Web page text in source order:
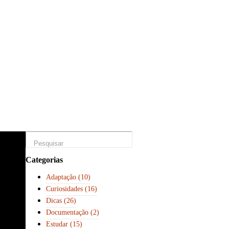
Categorias
Adaptação (10)
Curiosidades (16)
Dicas (26)
Documentação (2)
Estudar (15)